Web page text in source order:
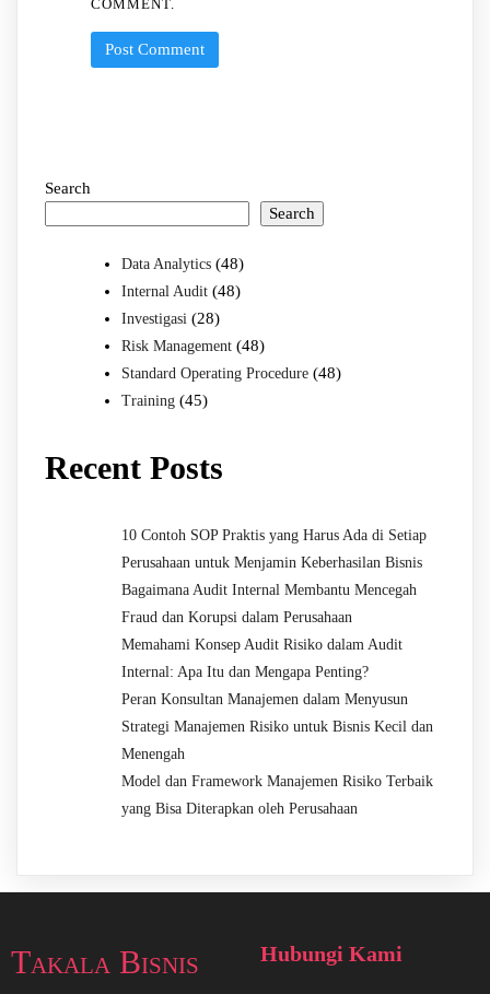
COMMENT.
Search
Search
Data Analytics (48)
Internal Audit (48)
Investigasi (28)
Risk Management (48)
Standard Operating Procedure (48)
Training (45)
Recent Posts
10 Contoh SOP Praktis yang Harus Ada di Setiap
Perusahaan untuk Menjamin Keberhasilan Bisnis
Bagaimana Audit Internal Membantu Mencegah
Fraud dan Korupsi dalam Perusahaan
Memahami Konsep Audit Risiko dalam Audit
Internal: Apa Itu dan Mengapa Penting?
Peran Konsultan Manajemen dalam Menyusun
Strategi Manajemen Risiko untuk Bisnis Kecil dan
Menengah
Model dan Framework Manajemen Risiko Terbaik
yang Bisa Diterapkan oleh Perusahaan
Takala Bisnis
Hubungi Kami